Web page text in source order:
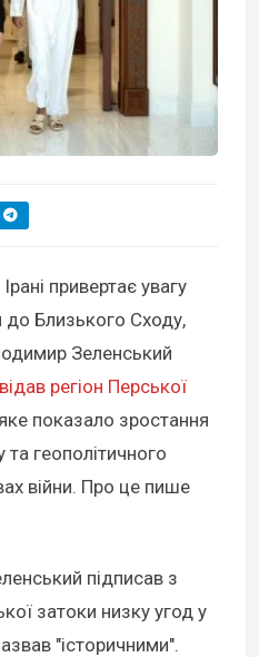
привертає увагу
до Близького Сходу,
Зеленський
регіон Перської
показало зростання
та геополітичного
війни. Про це пише
підписав з
затоки низку угод у
"історичними".